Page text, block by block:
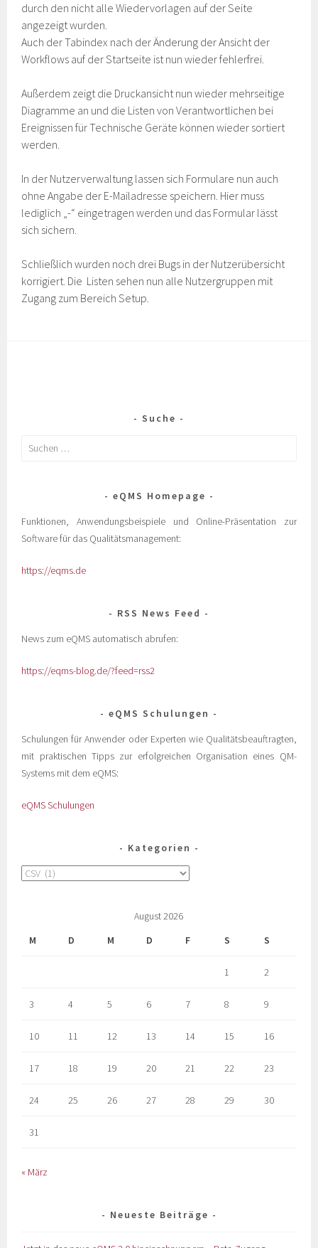
durch den nicht alle Wiedervorlagen auf der Seite
angezeigt wurden.
Auch der Tabindex nach der Änderung der Ansicht der
Workflows auf der Startseite ist nun wieder fehlerfrei.
Außerdem zeigt die Druckansicht nun wieder mehrseitige
Diagramme an und die Listen von Verantwortlichen bei
Ereignissen für Technische Geräte können wieder sortiert
werden.
In der Nutzerverwaltung lassen sich Formulare nun auch
ohne Angabe der E-Mailadresse speichern. Hier muss
lediglich „-“ eingetragen werden und das Formular lässt
sich sichern.
Schließlich wurden noch drei Bugs in der Nutzerübersicht
korrigiert. Die Listen sehen nun alle Nutzergruppen mit
Zugang zum Bereich Setup.
Suche
eQMS Homepage
Funktionen, Anwendungsbeispiele und Online-Präsentation zur
Software für das Qualitätsmanagement:
https://eqms.de
RSS News Feed
News zum eQMS automatisch abrufen:
https://eqms-blog.de/?feed=rss2
eQMS Schulungen
Schulungen für Anwender oder Experten wie Qualitätsbeauftragten,
mit praktischen Tipps zur erfolgreichen Organisation eines QM-
Systems mit dem eQMS:
eQMS Schulungen
Kategorien
August 2026
M
D M D F S S
1 2
3 4 5 6 7 8 9
10 11 12 13 14 15 16
17 18 19 20 21 22 23
24 25 26 27 28 29 30
31
« März
Neueste Beiträge